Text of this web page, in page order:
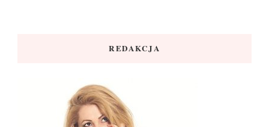
REDAKCJA